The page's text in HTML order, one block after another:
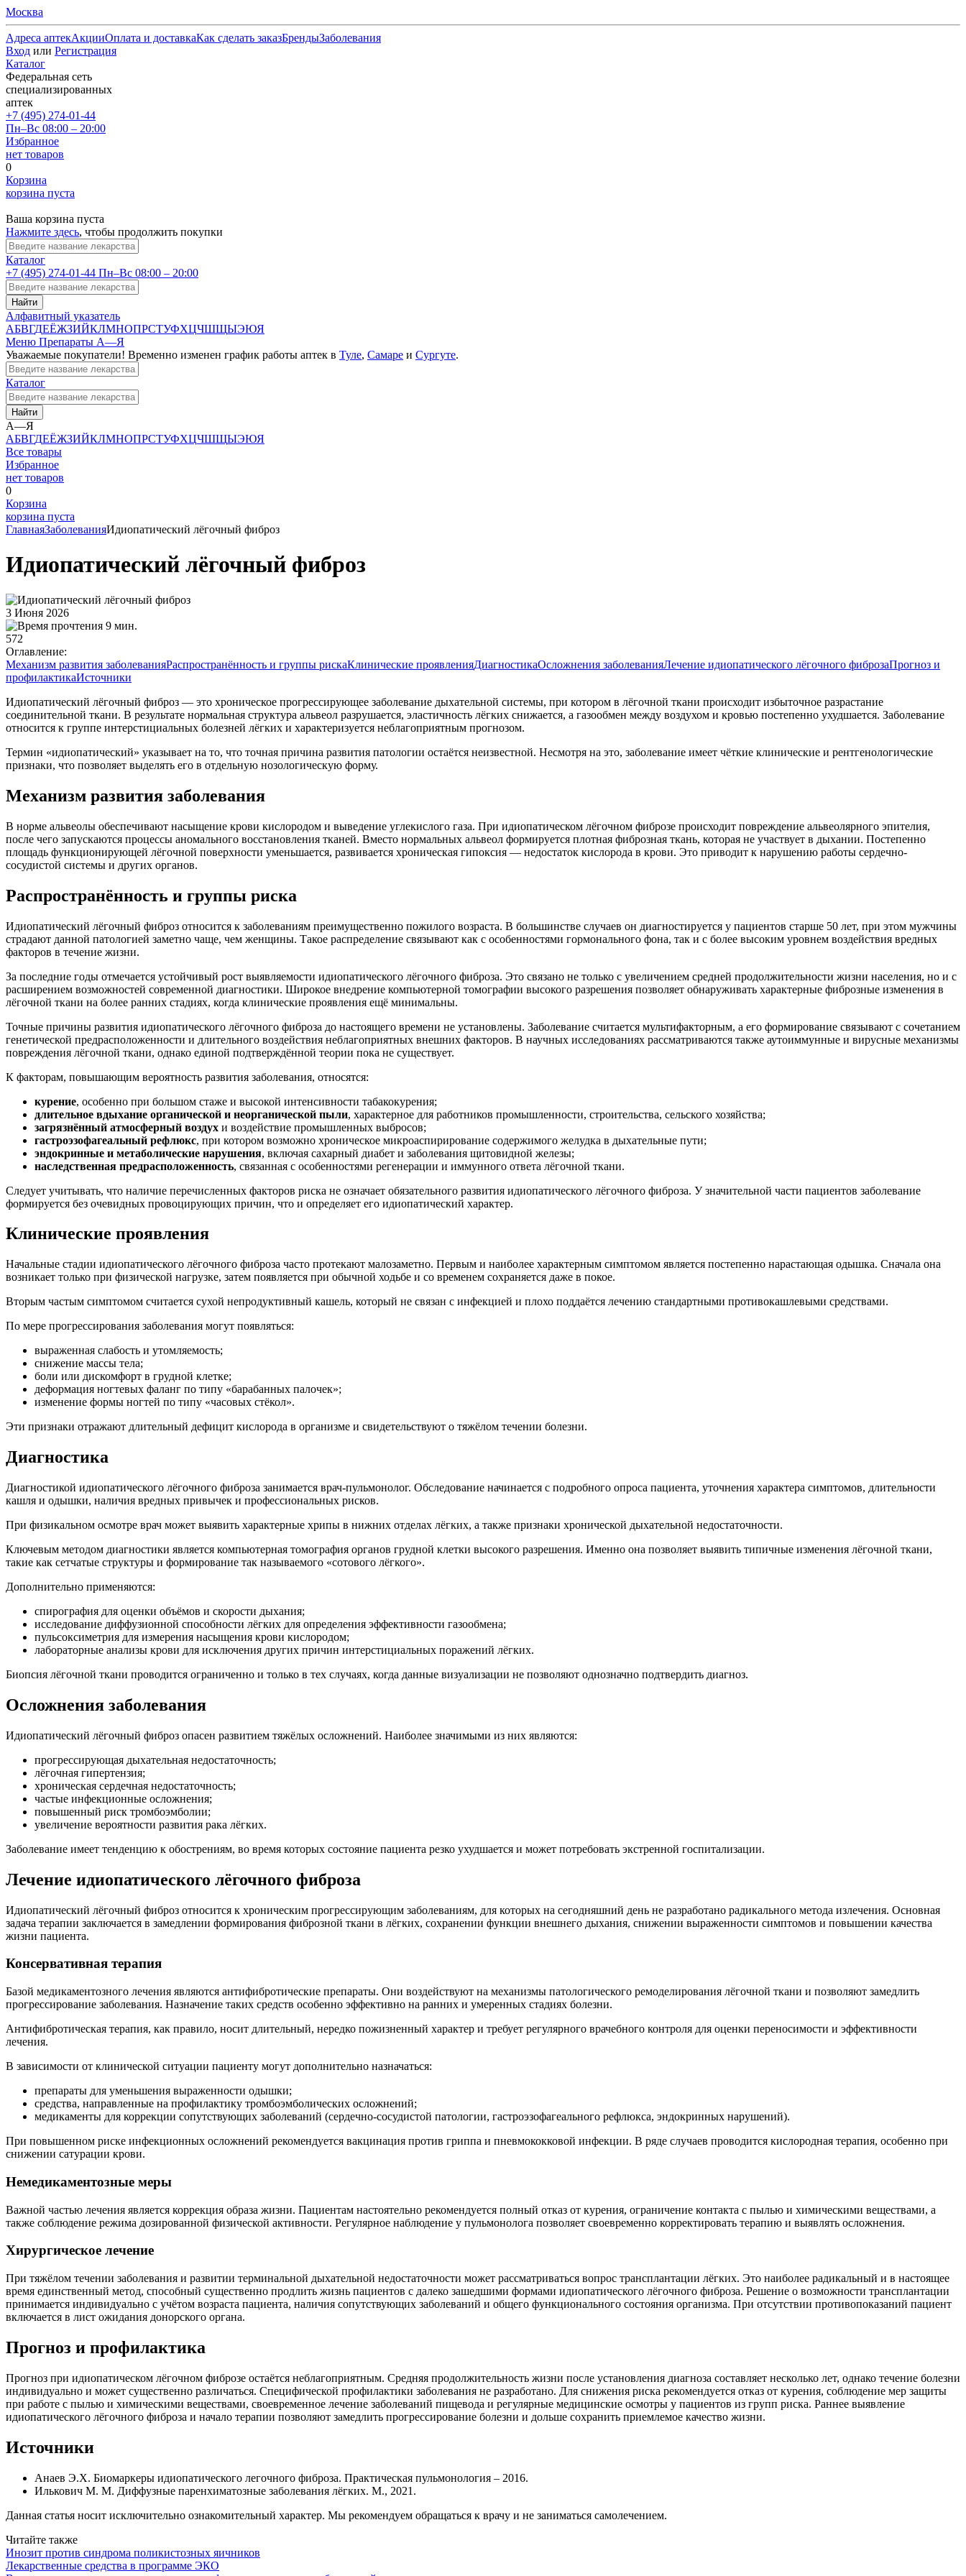
Москва
Адреса аптекАкцииОплата и доставкаКак сделать заказБрендыЗаболевания
Вход или Регистрация
Каталог
Федеральная сеть
специализированных
аптек
+7 (495) 274-01-44
Пн–Вс 08:00 – 20:00
Избранное
нет товаров
0
Корзина
корзина пуста
Ваша корзина пуста
Нажмите здесь, чтобы продолжить покупки
Каталог
+7 (495) 274-01-44 Пн–Вс 08:00 – 20:00
Найти
Алфавитный указатель
АБВГДЕЁЖЗИЙКЛМНОПРСТУФХЦЧШЩЫЭЮЯ
Меню Препараты А—Я
Уважаемые покупатели! Временно изменен график работы аптек в Туле, Самаре и Сургуте.
Каталог
Найти
А—Я
АБВГДЕЁЖЗИЙКЛМНОПРСТУФХЦЧШЩЫЭЮЯ
Все товары
Избранное
нет товаров
0
Корзина
корзина пуста
ГлавнаяЗаболеванияИдиопатический лёгочный фиброз
Идиопатический лёгочный фиброз
3 Июня 2026
9 мин.
572
Оглавление:
Механизм развития заболеванияРаспространённость и группы рискаКлинические проявленияДиагностикаОсложнения заболеванияЛечение идиопатического лёгочного фиброзаПрогноз и
профилактикаИсточники
Идиопатический лёгочный фиброз — это хроническое прогрессирующее заболевание дыхательной системы, при котором в лёгочной ткани происходит избыточное разрастание
соединительной ткани. В результате нормальная структура альвеол разрушается, эластичность лёгких снижается, а газообмен между воздухом и кровью постепенно ухудшается. Заболевание
относится к группе интерстициальных болезней лёгких и характеризуется неблагоприятным прогнозом.
Термин «идиопатический» указывает на то, что точная причина развития патологии остаётся неизвестной. Несмотря на это, заболевание имеет чёткие клинические и рентгенологические
признаки, что позволяет выделять его в отдельную нозологическую форму.
Механизм развития заболевания
В норме альвеолы обеспечивают насыщение крови кислородом и выведение углекислого газа. При идиопатическом лёгочном фиброзе происходит повреждение альвеолярного эпителия,
после чего запускаются процессы аномального восстановления тканей. Вместо нормальных альвеол формируется плотная фиброзная ткань, которая не участвует в дыхании. Постепенно
площадь функционирующей лёгочной поверхности уменьшается, развивается хроническая гипоксия — недостаток кислорода в крови. Это приводит к нарушению работы сердечно-
сосудистой системы и других органов.
Распространённость и группы риска
Идиопатический лёгочный фиброз относится к заболеваниям преимущественно пожилого возраста. В большинстве случаев он диагностируется у пациентов старше 50 лет, при этом мужчины
страдают данной патологией заметно чаще, чем женщины. Такое распределение связывают как с особенностями гормонального фона, так и с более высоким уровнем воздействия вредных
факторов в течение жизни.
За последние годы отмечается устойчивый рост выявляемости идиопатического лёгочного фиброза. Это связано не только с увеличением средней продолжительности жизни населения, но и с
расширением возможностей современной диагностики. Широкое внедрение компьютерной томографии высокого разрешения позволяет обнаруживать характерные фиброзные изменения в
лёгочной ткани на более ранних стадиях, когда клинические проявления ещё минимальны.
Точные причины развития идиопатического лёгочного фиброза до настоящего времени не установлены. Заболевание считается мультифакторным, а его формирование связывают с сочетанием
генетической предрасположенности и длительного воздействия неблагоприятных внешних факторов. В научных исследованиях рассматриваются также аутоиммунные и вирусные механизмы
повреждения лёгочной ткани, однако единой подтверждённой теории пока не существует.
К факторам, повышающим вероятность развития заболевания, относятся:
курение, особенно при большом стаже и высокой интенсивности табакокурения;
длительное вдыхание органической и неорганической пыли, характерное для работников промышленности, строительства, сельского хозяйства;
загрязнённый атмосферный воздух и воздействие промышленных выбросов;
гастроэзофагеальный рефлюкс, при котором возможно хроническое микроаспирирование содержимого желудка в дыхательные пути;
эндокринные и метаболические нарушения, включая сахарный диабет и заболевания щитовидной железы;
наследственная предрасположенность, связанная с особенностями регенерации и иммунного ответа лёгочной ткани.
Следует учитывать, что наличие перечисленных факторов риска не означает обязательного развития идиопатического лёгочного фиброза. У значительной части пациентов заболевание
формируется без очевидных провоцирующих причин, что и определяет его идиопатический характер.
Клинические проявления
Начальные стадии идиопатического лёгочного фиброза часто протекают малозаметно. Первым и наиболее характерным симптомом является постепенно нарастающая одышка. Сначала она
возникает только при физической нагрузке, затем появляется при обычной ходьбе и со временем сохраняется даже в покое.
Вторым частым симптомом считается сухой непродуктивный кашель, который не связан с инфекцией и плохо поддаётся лечению стандартными противокашлевыми средствами.
По мере прогрессирования заболевания могут появляться:
выраженная слабость и утомляемость;
снижение массы тела;
боли или дискомфорт в грудной клетке;
деформация ногтевых фаланг по типу «барабанных палочек»;
изменение формы ногтей по типу «часовых стёкол».
Эти признаки отражают длительный дефицит кислорода в организме и свидетельствуют о тяжёлом течении болезни.
Диагностика
Диагностикой идиопатического лёгочного фиброза занимается врач-пульмонолог. Обследование начинается с подробного опроса пациента, уточнения характера симптомов, длительности
кашля и одышки, наличия вредных привычек и профессиональных рисков.
При физикальном осмотре врач может выявить характерные хрипы в нижних отделах лёгких, а также признаки хронической дыхательной недостаточности.
Ключевым методом диагностики является компьютерная томография органов грудной клетки высокого разрешения. Именно она позволяет выявить типичные изменения лёгочной ткани,
такие как сетчатые структуры и формирование так называемого «сотового лёгкого».
Дополнительно применяются:
спирография для оценки объёмов и скорости дыхания;
исследование диффузионной способности лёгких для определения эффективности газообмена;
пульсоксиметрия для измерения насыщения крови кислородом;
лабораторные анализы крови для исключения других причин интерстициальных поражений лёгких.
Биопсия лёгочной ткани проводится ограниченно и только в тех случаях, когда данные визуализации не позволяют однозначно подтвердить диагноз.
Осложнения заболевания
Идиопатический лёгочный фиброз опасен развитием тяжёлых осложнений. Наиболее значимыми из них являются:
прогрессирующая дыхательная недостаточность;
лёгочная гипертензия;
хроническая сердечная недостаточность;
частые инфекционные осложнения;
повышенный риск тромбоэмболии;
увеличение вероятности развития рака лёгких.
Заболевание имеет тенденцию к обострениям, во время которых состояние пациента резко ухудшается и может потребовать экстренной госпитализации.
Лечение идиопатического лёгочного фиброза
Идиопатический лёгочный фиброз относится к хроническим прогрессирующим заболеваниям, для которых на сегодняшний день не разработано радикального метода излечения. Основная
задача терапии заключается в замедлении формирования фиброзной ткани в лёгких, сохранении функции внешнего дыхания, снижении выраженности симптомов и повышении качества
жизни пациента.
Консервативная терапия
Базой медикаментозного лечения являются антифибротические препараты. Они воздействуют на механизмы патологического ремоделирования лёгочной ткани и позволяют замедлить
прогрессирование заболевания. Назначение таких средств особенно эффективно на ранних и умеренных стадиях болезни.
Антифибротическая терапия, как правило, носит длительный, нередко пожизненный характер и требует регулярного врачебного контроля для оценки переносимости и эффективности
лечения.
В зависимости от клинической ситуации пациенту могут дополнительно назначаться:
препараты для уменьшения выраженности одышки;
средства, направленные на профилактику тромбоэмболических осложнений;
медикаменты для коррекции сопутствующих заболеваний (сердечно-сосудистой патологии, гастроэзофагеального рефлюкса, эндокринных нарушений).
При повышенном риске инфекционных осложнений рекомендуется вакцинация против гриппа и пневмококковой инфекции. В ряде случаев проводится кислородная терапия, особенно при
снижении сатурации крови.
Немедикаментозные меры
Важной частью лечения является коррекция образа жизни. Пациентам настоятельно рекомендуется полный отказ от курения, ограничение контакта с пылью и химическими веществами, а
также соблюдение режима дозированной физической активности. Регулярное наблюдение у пульмонолога позволяет своевременно корректировать терапию и выявлять осложнения.
Хирургическое лечение
При тяжёлом течении заболевания и развитии терминальной дыхательной недостаточности может рассматриваться вопрос трансплантации лёгких. Это наиболее радикальный и в настоящее
время единственный метод, способный существенно продлить жизнь пациентов с далеко зашедшими формами идиопатического лёгочного фиброза. Решение о возможности трансплантации
принимается индивидуально с учётом возраста пациента, наличия сопутствующих заболеваний и общего функционального состояния организма. При отсутствии противопоказаний пациент
включается в лист ожидания донорского органа.
Прогноз и профилактика
Прогноз при идиопатическом лёгочном фиброзе остаётся неблагоприятным. Средняя продолжительность жизни после установления диагноза составляет несколько лет, однако течение болезни
индивидуально и может существенно различаться. Специфической профилактики заболевания не разработано. Для снижения риска рекомендуется отказ от курения, соблюдение мер защиты
при работе с пылью и химическими веществами, своевременное лечение заболеваний пищевода и регулярные медицинские осмотры у пациентов из групп риска. Раннее выявление
идиопатического лёгочного фиброза и начало терапии позволяют замедлить прогрессирование болезни и дольше сохранить приемлемое качество жизни.
Источники
Анаев Э.Х. Биомаркеры идиопатического легочного фиброза. Практическая пульмонология – 2016.
Илькович М. М. Диффузные паренхиматозные заболевания лёгких. М., 2021.
Данная статья носит исключительно ознакомительный характер. Мы рекомендуем обращаться к врачу и не заниматься самолечением.
Читайте также
Инозит против синдрома поликистозных яичников
Лекарственные средства в программе ЭКО